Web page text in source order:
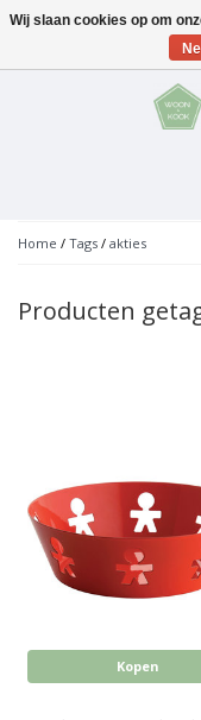
Menu
Peper- en
Snijplanken
Vijzels
Electro
Koksmessen
Wijnaccessoires
Glaswerk
Bestek
Accessoires
Overige
THEMA'S
Asperges
Pasta!
Zeevruchten
PROMOTIES
Home / Tags / akties
Producten
Kopen
Wij slaan cookies op om